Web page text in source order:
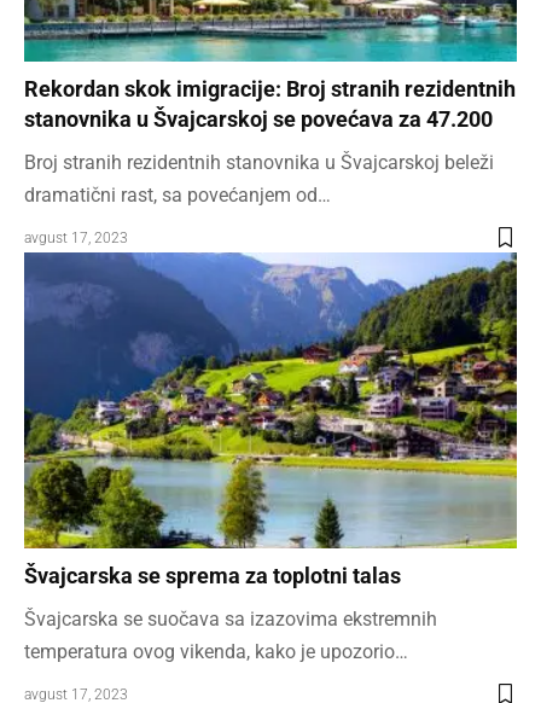
Rekordan skok imigracije: Broj stranih rezidentnih
stanovnika u Švajcarskoj se povećava za 47.200
Broj stranih rezidentnih stanovnika u Švajcarskoj beleži
dramatični rast, sa povećanjem od…
avgust 17, 2023
Švajcarska se sprema za toplotni talas
Švajcarska se suočava sa izazovima ekstremnih
temperatura ovog vikenda, kako je upozorio…
avgust 17, 2023